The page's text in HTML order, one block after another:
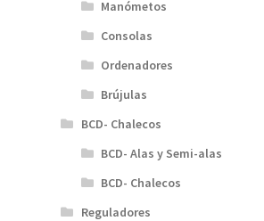
Manómetos
Consolas
Ordenadores
Brújulas
BCD- Chalecos
BCD- Alas y Semi-alas
BCD- Chalecos
Reguladores